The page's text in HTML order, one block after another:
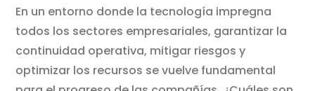
En un entorno donde la tecnología impregna
todos los sectores empresariales, garantizar la
continuidad operativa, mitigar riesgos y
optimizar los recursos se vuelve fundamental